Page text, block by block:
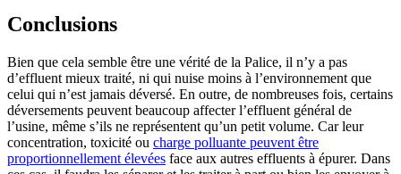
Conclusions
Bien que cela semble être une vérité de la Palice, il n’y a pas
d’effluent mieux traité, ni qui nuise moins à l’environnement que
celui qui n’est jamais déversé. En outre, de nombreuses fois, certains
déversements peuvent beaucoup affecter l’effluent général de
l’usine, même s’ils ne représentent qu’un petit volume. Car leur
concentration, toxicité ou charge polluante peuvent être
proportionnellement élevées face aux autres effluents à épurer. Dans